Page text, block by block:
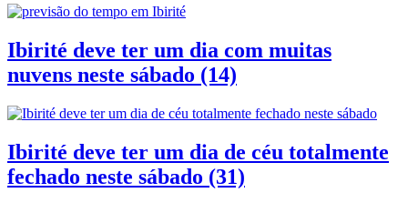
Ibirité deve ter um dia com muitas
nuvens neste sábado (14)
Ibirité deve ter um dia de céu totalmente
fechado neste sábado (31)